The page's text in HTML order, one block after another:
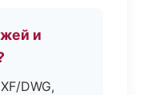
и
DWG,